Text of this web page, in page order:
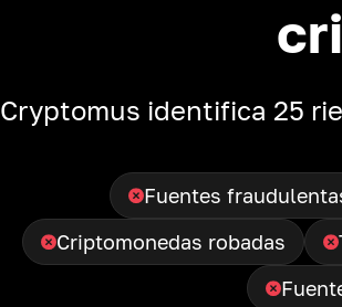
Cryptomus identifica 25
Fuentes
Criptomonedas robadas